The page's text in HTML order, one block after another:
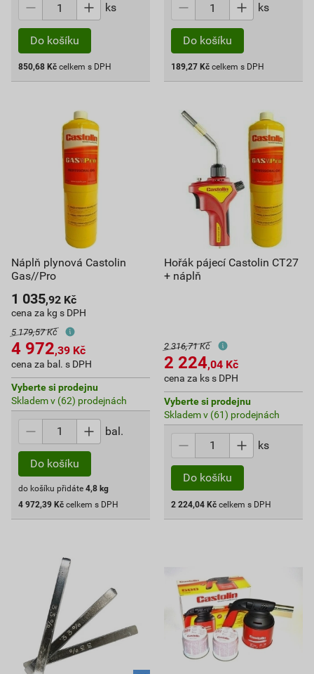
ks
Do košíku
850,68 Kč celkem s DPH
ks
Do košíku
189,27 Kč celkem s DPH
Náplň plynová Castolin
Gas//Pro
1 035,92 Kč
cena za kg s DPH
5 179,57 Kč
4 972,39 Kč
cena za bal. s DPH
Vyberte si prodejnu
Skladem v (62) prodejnách
bal.
Do košíku
do košíku přidáte 4,8 kg
4 972,39 Kč celkem s DPH
Hořák pájecí Castolin CT27
+ náplň
2 316,71 Kč
2 224,04 Kč
cena za ks s DPH
Vyberte si prodejnu
Skladem v (61) prodejnách
ks
Do košíku
2 224,04 Kč celkem s DPH